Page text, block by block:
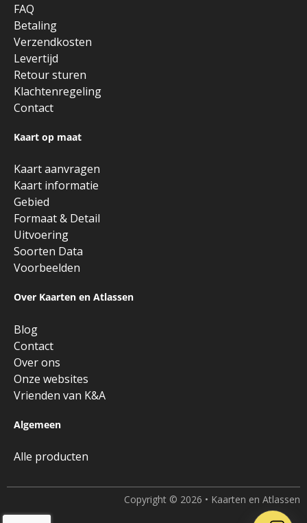
FAQ
Betaling
Verzendkosten
Levertijd
Retour sturen
Klachtenregeling
Contact
Kaart op maat
Kaart aanvragen
Kaart informatie
Gebied
Formaat & Detail
Uitvoering
Soorten Data
Voorbeelden
Over Kaarten en Atlassen
Blog
Contact
Over ons
Onze websites
Vrienden van K&A
Algemeen
Alle producten
Copyright © 2026 • Kaarten en Atlassen